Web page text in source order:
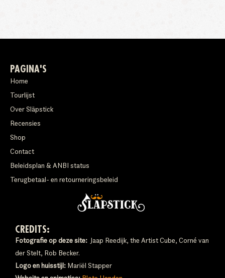
PAGINA'S
Home
Tourlijst
Over Släpstick
Recensies
Shop
Contact
Beleidsplan & ANBI status
Terugbetaal- en retourneringsbeleid
CREDITS:
Fotografie op deze site: Jaap Reedijk, the Artist Cube, Corné van
der Stelt, Rob Becker.
Logo en huisstijl: Mariël Stapper